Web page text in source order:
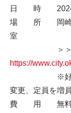
日 時 2024年
場 所 岡崎市
室
＞＞
https://
※好評につ
変更、定員を増
費 用 無